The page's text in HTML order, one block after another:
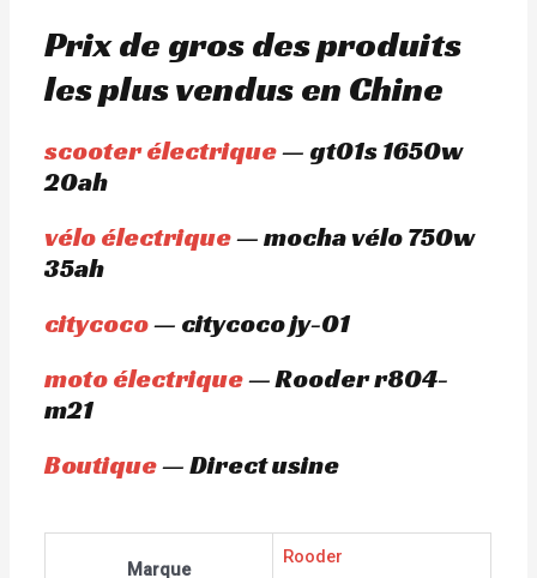
Prix de gros des produits
les plus vendus en Chine
scooter électrique— gt01s 1650w
20ah
vélo électrique— mocha vélo 750w
35ah
citycoco— citycoco jy-01
moto électrique— Rooder r804-
m21
Boutique— Direct usine
Marque
Rooder